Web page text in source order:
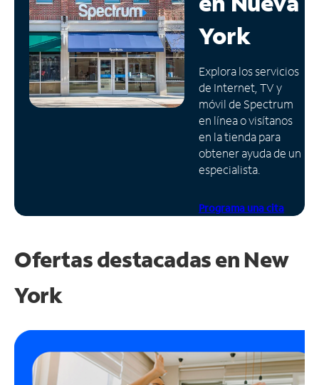
Administrar
cuenta
Encuentra
una
tienda
York
Explora los servicios
de Internet, TV y
móvil de Spectrum
en línea o visítanos
en la tienda para
obtener ayuda de un
especialista.
Programa una cita
Ofertas destacadas en New
York